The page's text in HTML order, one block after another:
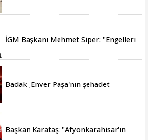
İGM Başkanı Mehmet Siper: "Engelleri
Badak ,Enver Paşa'nın şehadet
Başkan Karataş: "Afyonkarahisar'ın